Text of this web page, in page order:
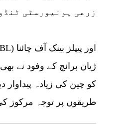
زرعی یونیورسٹی
کو چین کی زیادہ
طریقوں پر توجہ مرکوز